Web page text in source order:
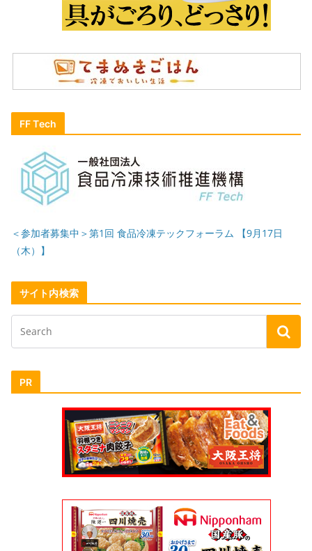
FF Tech
＜参加者募集中＞第1回 食品冷凍テックフォーラム 【9月17日
（木）】
サイト内検索
PR